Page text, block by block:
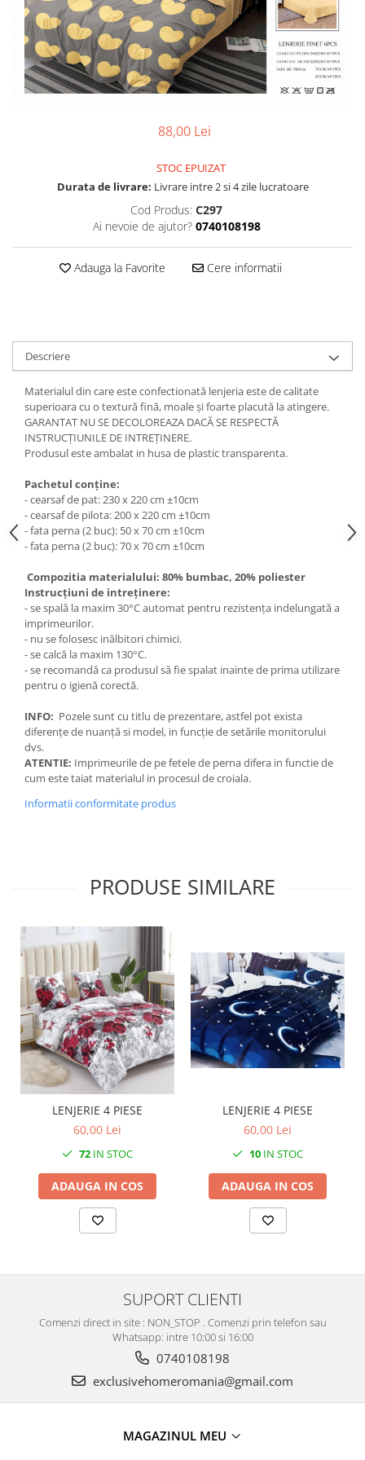
88,00 Lei
STOC EPUIZAT
Durata de livrare: Livrare intre 2 si 4 zile lucratoare
Cod Produs: C297
Ai nevoie de ajutor? 0740108198
Adauga la Favorite Cere informatii
Descriere
Materialul din care este confectionată lenjeria este de calitate
superioara cu o textură fină, moale și foarte placută la atingere.
GARANTAT NU SE DECOLOREAZA DACĂ SE RESPECTĂ
INSTRUCȚIUNILE DE INTREȚINERE.
Produsul este ambalat in husa de plastic transparenta.
Pachetul conține:
- cearsaf de pat: 230 x 220 cm ±10cm
- cearsaf de pilota: 200 x 220 cm ±10cm
- fata perna (2 buc): 50 x 70 cm ±10cm
- fata perna (2 buc): 70 x 70 cm ±10cm
Compozitia materialului: 80% bumbac, 20% poliester
Instrucțiuni de intreținere:
- se spală la maxim 30°C automat pentru rezistența indelungată a
imprimeurilor.
- nu se folosesc inălbitori chimici.
- se calcă la maxim 130°C.
- se recomandă ca produsul să fie spalat inainte de prima utilizare
pentru o igienă corectă.
INFO: Pozele sunt cu titlu de prezentare, astfel pot exista
diferențe de nuanță si model, in funcție de setările monitorului
dvs.
ATENTIE: Imprimeurile de pe fetele de perna difera in functie de
cum este taiat materialul in procesul de croiala.
Informatii conformitate produs
PRODUSE SIMILARE
LENJERIE 4 PIESE
60,00 Lei
72 IN STOC
ADAUGA IN COS
LENJERIE 4 PIESE
60,00 Lei
10 IN STOC
ADAUGA IN COS
SUPORT CLIENTI
Comenzi direct in site : NON_STOP . Comenzi prin telefon sau
Whatsapp: intre 10:00 si 16:00
0740108198
exclusivehomeromania@gmail.com
MAGAZINUL MEU